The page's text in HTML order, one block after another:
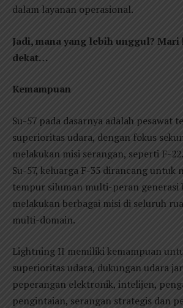
dalam layanan operasional.
Jadi, mana yang lebih unggul?
dekat…
Kemampuan
Su-57 pada dasarnya adalah pesawat
superioritas udara, dengan fokus
melakukan misi serangan, seperti F-
Su-57, keluarga F-35 dirancang untuk
tempur siluman multi-peran generasi
melakukan berbagai misi di seluruh
multi-domain.
Lightning II memiliki kemampuan
superioritas udara, dukungan udara
peperangan elektronik, intelijen,
pengintaian, serangan strategis dan